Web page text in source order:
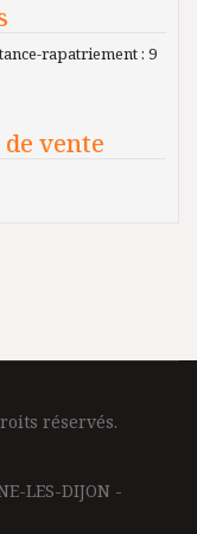
rapatriement : 9
vente
réservés.
LES-DIJON -